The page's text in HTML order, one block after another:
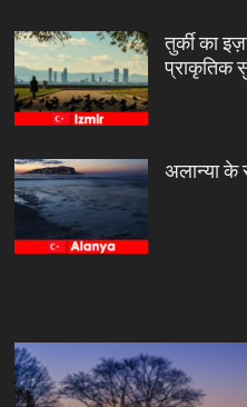
तुर्की का
प्राकृतिक
अलान्या के